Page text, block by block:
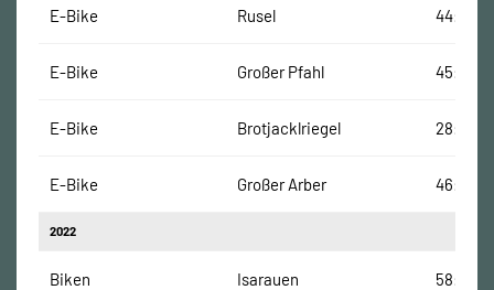
E-Bike Rusel 44:36
E-Bike Großer Pfahl 45:39
E-Bike Brotjacklriegel 28:10
E-Bike Großer Arber 46:29
2022
Biken Isarauen 58:28